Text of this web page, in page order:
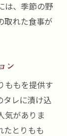
は、季節の野
取れた食事が
ン
ももを提供す
タレに漬け込
気がありま
たとりもも